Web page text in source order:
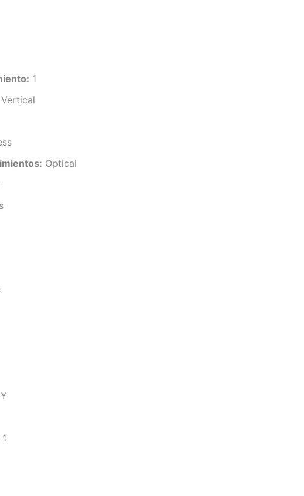
1
Vertical
Optical
Y
1